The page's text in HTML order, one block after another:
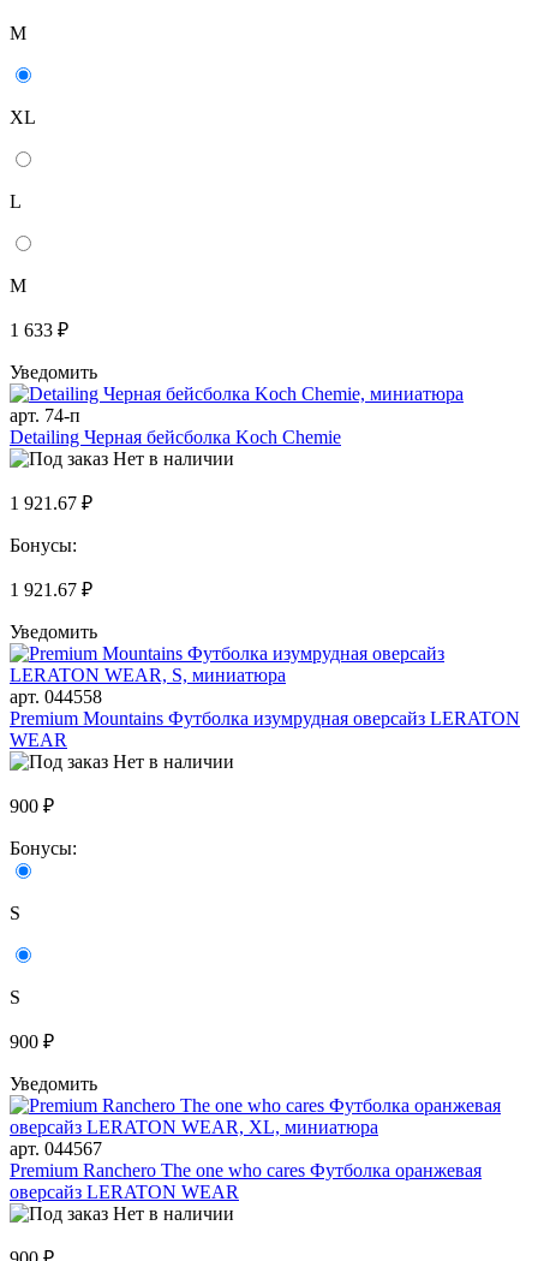
M
XL
L
M
1 633 ₽
Уведомить
арт. 74-п
Detailing Черная бейсболка Koch Chemie
Нет в наличии
1 921.67 ₽
Бонусы:
1 921.67 ₽
Уведомить
арт. 044558
Premium Mountains Футболка изумрудная оверсайз LERATON
WEAR
Нет в наличии
900 ₽
Бонусы:
S
S
900 ₽
Уведомить
арт. 044567
Premium Ranchero The one who cares Футболка оранжевая
оверсайз LERATON WEAR
Нет в наличии